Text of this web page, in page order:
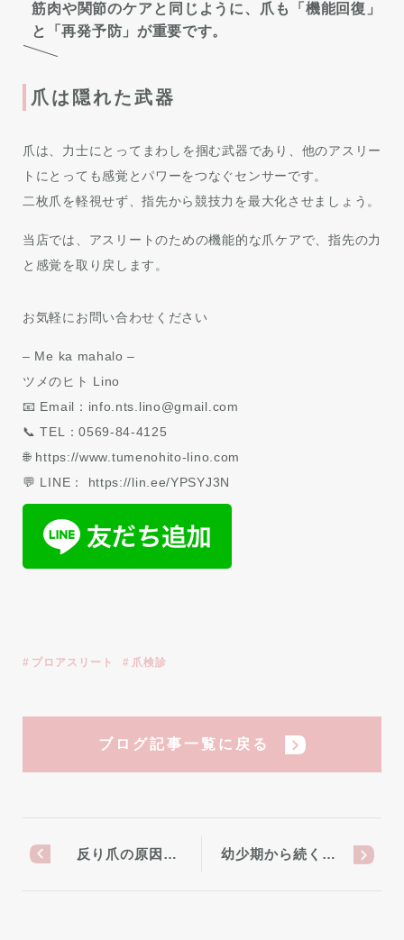
筋肉や関節のケアと同じように、爪も「機能回復」
と「再発予防」が重要です。
爪は隠れた武器
爪は、力士にとってまわしを掴む武器であり、他のアスリー
トにとっても感覚とパワーをつなぐセンサーです。
二枚爪を軽視せず、指先から競技力を最大化させましょう。
当店では、アスリートのための機能的な爪ケアで、指先の力
と感覚を取り戻します。
お気軽にお問い合わせください
– Me ka mahalo –
ツメのヒト Lino
📧 Email：info.nts.lino@gmail.com
📞 TEL：0569-84-4125
🌐 https://www.tumenohito-lino.com
💬 LINE： https://lin.ee/YPSYJ3N
プロアスリート 爪検診
ブログ記事一覧に戻る
反り爪の原因… 幼少期から続く…